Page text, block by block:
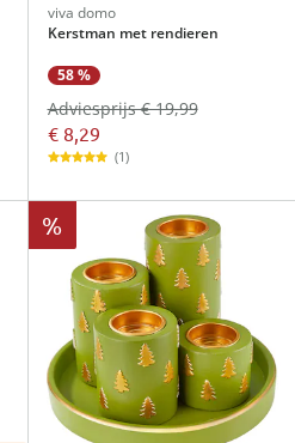
viva domo
Kerstman met rendieren
58 %
€ 8,29
Adviesprijs € 19,99
(1)
%